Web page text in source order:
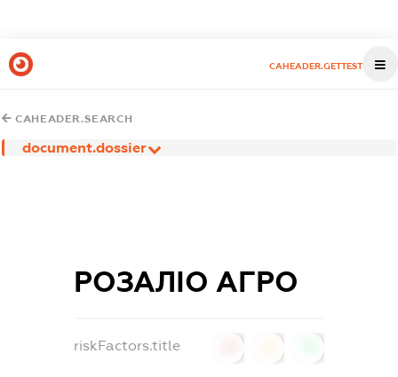
CAHEADER.GETTEST
CAHEADER.SEARCH
document.dossier
РОЗАЛІО АГРО
riskFactors.title